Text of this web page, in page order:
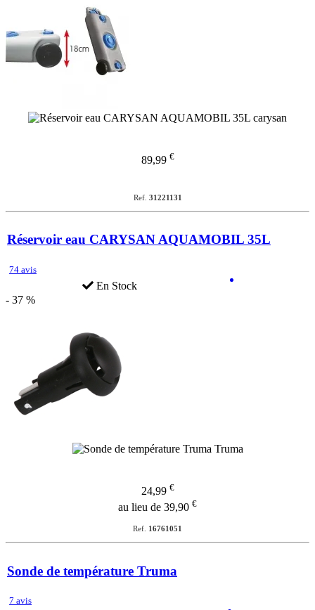
89,99 €
Ref. 31221131
Réservoir eau CARYSAN AQUAMOBIL 35L
74 avis
En Stock
- 37 %
24,99 €
au lieu de 39,90 €
Ref. 16761051
Sonde de température Truma
7 avis